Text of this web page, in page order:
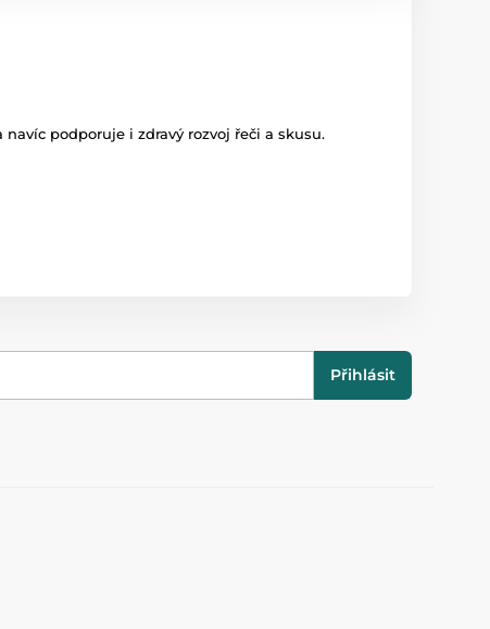
podporuje i zdravý rozvoj řeči a skusu.
Přihlásit